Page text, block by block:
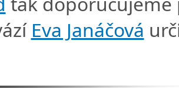
Eva Janáčová